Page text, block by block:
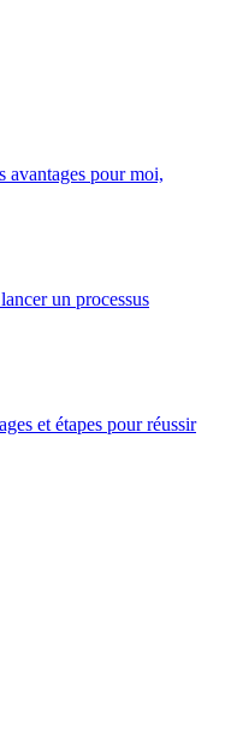
avantages pour moi,
un processus
et étapes pour réussir